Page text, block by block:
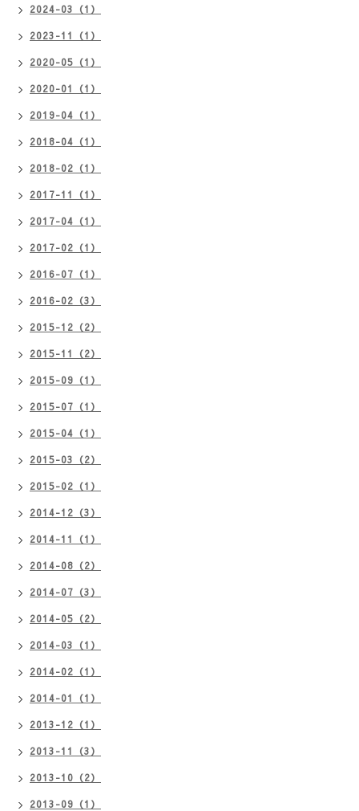
2024-03（1）
2023-11（1）
2020-05（1）
2020-01（1）
2019-04（1）
2018-04（1）
2018-02（1）
2017-11（1）
2017-04（1）
2017-02（1）
2016-07（1）
2016-02（3）
2015-12（2）
2015-11（2）
2015-09（1）
2015-07（1）
2015-04（1）
2015-03（2）
2015-02（1）
2014-12（3）
2014-11（1）
2014-08（2）
2014-07（3）
2014-05（2）
2014-03（1）
2014-02（1）
2014-01（1）
2013-12（1）
2013-11（3）
2013-10（2）
2013-09（1）